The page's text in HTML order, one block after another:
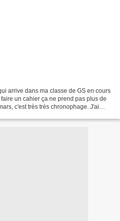
arrive dans ma classe de GS en cours
un cahier ça ne prend pas plus de
c'est très très chronophage. J'ai